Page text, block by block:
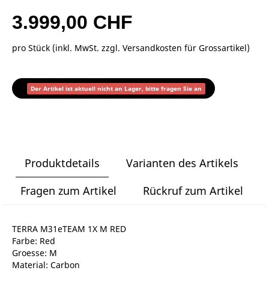
3.999,00 CHF
pro Stück (inkl. MwSt. zzgl. Versandkosten für Grossartikel)
Der Artikel ist aktuell nicht an Lager, bitte fragen Sie an
Produktdetails
Varianten des Artikels
Fragen zum Artikel
Rückruf zum Artikel
TERRA M31eTEAM 1X M RED
Farbe: Red
Groesse: M
Material: Carbon